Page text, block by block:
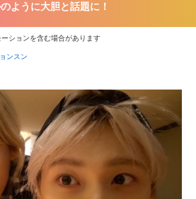
ように大胆と話題に！
ションを含む場合があります
ンスン